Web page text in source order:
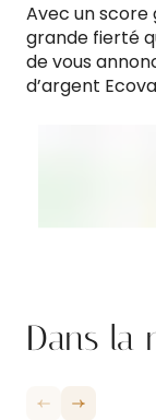
Avec un score
grande fierté
de vous
d’argent
Dans la